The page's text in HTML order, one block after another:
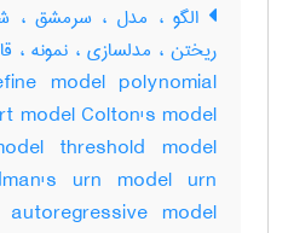
الگو ، مدل ، سرمشق ،
ریختن ، مدلسازی ، نمونه ،
model polynomial
model Colton's model
threshold model
urn model urn
model